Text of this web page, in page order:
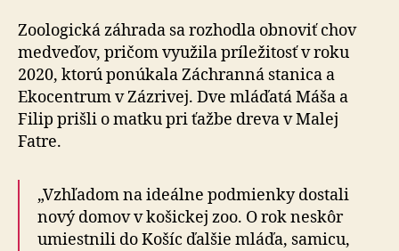
Zoologická záhrada sa rozhodla obnoviť chov
medveďov, pričom využila príležitosť v roku
2020, ktorú ponúkala Záchranná stanica a
Ekocentrum v Zázrivej. Dve mláďatá Máša a
Filip prišli o matku pri ťažbe dreva v Malej
Fatre.
„Vzhľadom na ideálne podmienky dostali
nový domov v košickej zoo. O rok neskôr
umiestnili do Košíc ďalšie mláďa, samicu,